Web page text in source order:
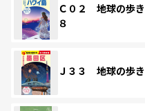
Ｃ０２ 地球の歩
８
Ｊ３３ 地球の歩